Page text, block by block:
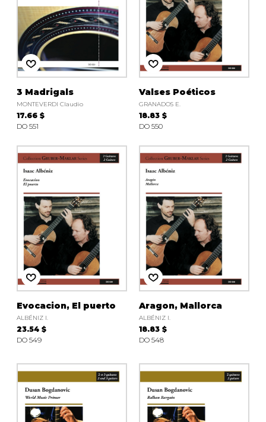
3 Madrigals
MONTEVERDI Claudio
17.66 $
DO 551
Valses Poéticos
GRANADOS E.
18.83 $
DO 550
Evocacion, El puerto
ALBÉNIZ I.
23.54 $
DO 549
Aragon, Mallorca
ALBÉNIZ I.
18.83 $
DO 548